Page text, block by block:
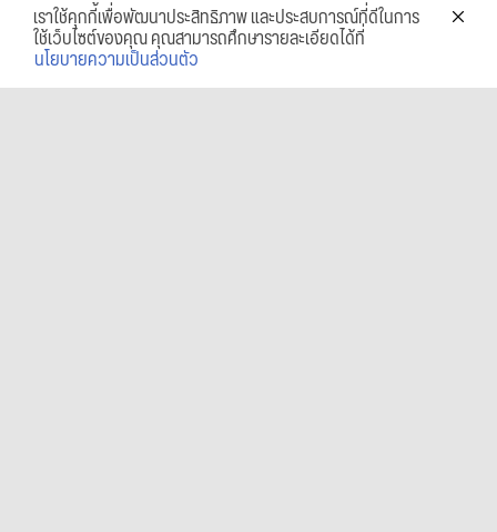
เราใช้คุกกี้เพื่อพัฒนาประสิทธิภาพ และประสบการณ์ที่ดีในการ
ใช้เว็บไซต์ของคุณ คุณสามารถศึกษารายละเอียดได้ที่
นโยบายความเป็นส่วนตัว